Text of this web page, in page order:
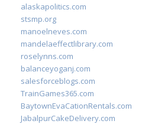
alaskapolitics.com
stsmp.org
manoelneves.com
mandelaeffectlibrary.com
roselynns.com
balanceyoganj.com
salesforceblogs.com
TrainGames365.com
BaytownEvaCationRentals.com
JabalpurCakeDelivery.com